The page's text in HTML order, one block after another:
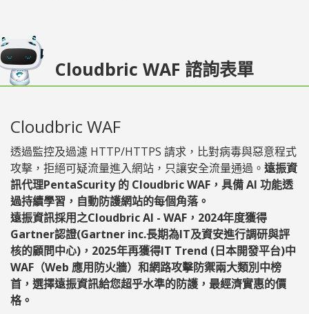
Cloudbric WAF 諮詢表單
Cloudbric WAF
透過監控及過濾 HTTP/HTTPS 請求，比對病毒與惡意程式
攻擊，拒絕可疑流量進入網站，只讓安全流量通過。 遠振資
訊代理PentaScurity 的 Cloudbric WAF，具備 AI 功能透
過持續學習，自動防護網站的每個角落。
遠振資訊採用之Cloudbric AI - WAF，2024年度獲得
Gartner認證(Gartner inc.長期為IT及資安進行調研與評
核的顧問中心)，2025年再獲得IT Trend (日本開發平台)中
WAF（Web 應用防火牆）和網路攻擊防禦兩大類別中榜
首，選擇遠振資訊給您超乎水準的防護，最經濟實惠的價
格。